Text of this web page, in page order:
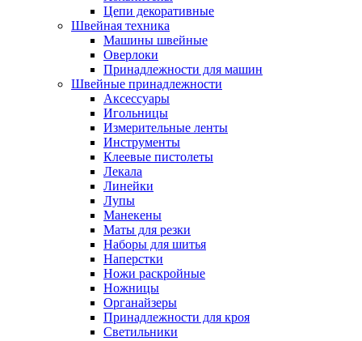
Цепи декоративные
Швейная техника
Машины швейные
Оверлоки
Принадлежности для машин
Швейные принадлежности
Аксессуары
Игольницы
Измерительные ленты
Инструменты
Клеевые пистолеты
Лекала
Линейки
Лупы
Манекены
Маты для резки
Наборы для шитья
Наперстки
Ножи раскройные
Ножницы
Органайзеры
Принадлежности для кроя
Светильники